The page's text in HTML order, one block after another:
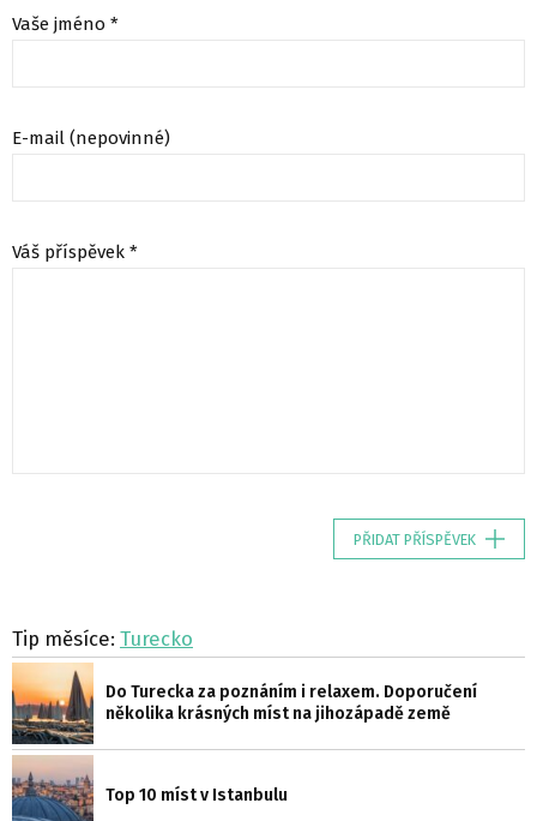
Vaše jméno *
E-mail (nepovinné)
Váš příspěvek *
PŘIDAT PŘÍSPĚVEK
Tip měsíce: Turecko
Do Turecka za poznáním i relaxem. Doporučení
několika krásných míst na jihozápadě země
Top 10 míst v Istanbulu